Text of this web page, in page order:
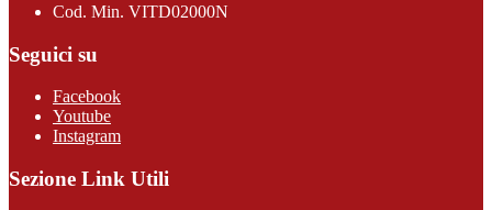
Cod. Min. VITD02000N
Seguici su
Facebook
Youtube
Instagram
Sezione Link Utili